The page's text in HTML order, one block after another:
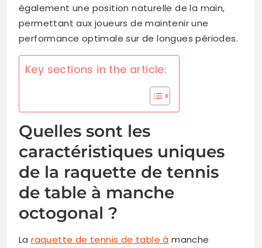
également une position naturelle de la main,
permettant aux joueurs de maintenir une
performance optimale sur de longues périodes.
Key sections in the article:
Quelles sont les
caractéristiques uniques
de la raquette de tennis
de table à manche
octogonal ?
Laraquette de tennis de table à manche